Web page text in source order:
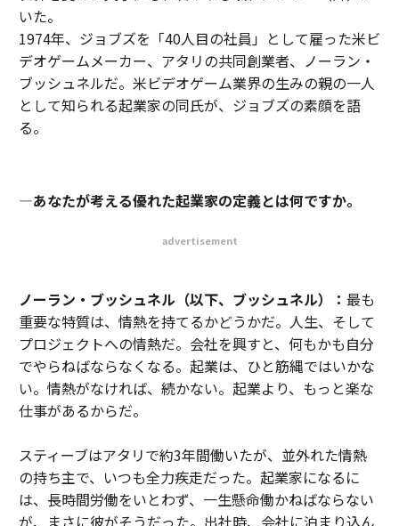
いた。
1974年、ジョブズを「40人目の社員」として雇った米ビ
デオゲームメーカー、アタリの共同創業者、ノーラン・
ブッシュネルだ。米ビデオゲーム業界の生みの親の一人
として知られる起業家の同氏が、ジョブズの素顔を語
る。
―あなたが考える優れた起業家の定義とは何ですか。
advertisement
ノーラン・ブッシュネル（以下、ブッシュネル）： 最も
重要な特質は、情熱を持てるかどうかだ。人生、そして
プロジェクトへの情熱だ。会社を興すと、何もかも自分
でやらねばならなくなる。起業は、ひと筋縄ではいかな
い。情熱がなければ、続かない。起業より、もっと楽な
仕事があるからだ。
スティーブはアタリで約3年間働いたが、並外れた情熱
の持ち主で、いつも全力疾走だった。起業家になるに
は、長時間労働をいとわず、一生懸命働かねばならない
が、まさに彼がそうだった。出社時、会社に泊まり込ん